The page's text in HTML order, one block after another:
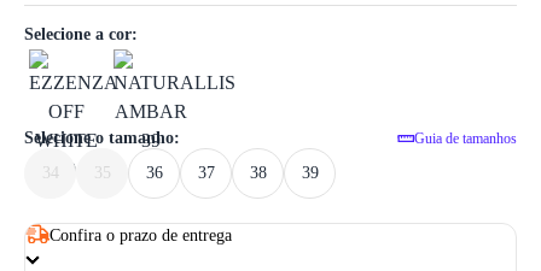
Selecione a cor:
Selecione o tamanho: Guia de tamanhos
34 35 36 37 38 39
Confira o prazo de entrega